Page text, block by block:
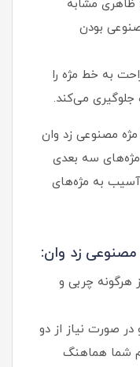
ظاهری مشابه
بودن
به خط مژه را
می‌کند.
مصنوعی زد وان
مژه‌های سه‌ بعدی
آسیب به مژه‌های
مصنوعی زد وان:
هرگونه چربی و
صورت نیاز از دو
شما هماهنگ